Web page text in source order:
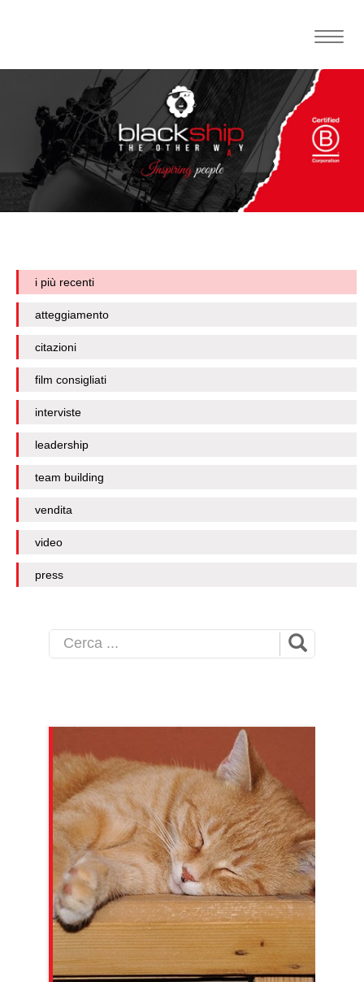
Toggle
i più recenti
atteggiamento
citazioni
film consigliati
interviste
leadership
team building
vendita
video
press